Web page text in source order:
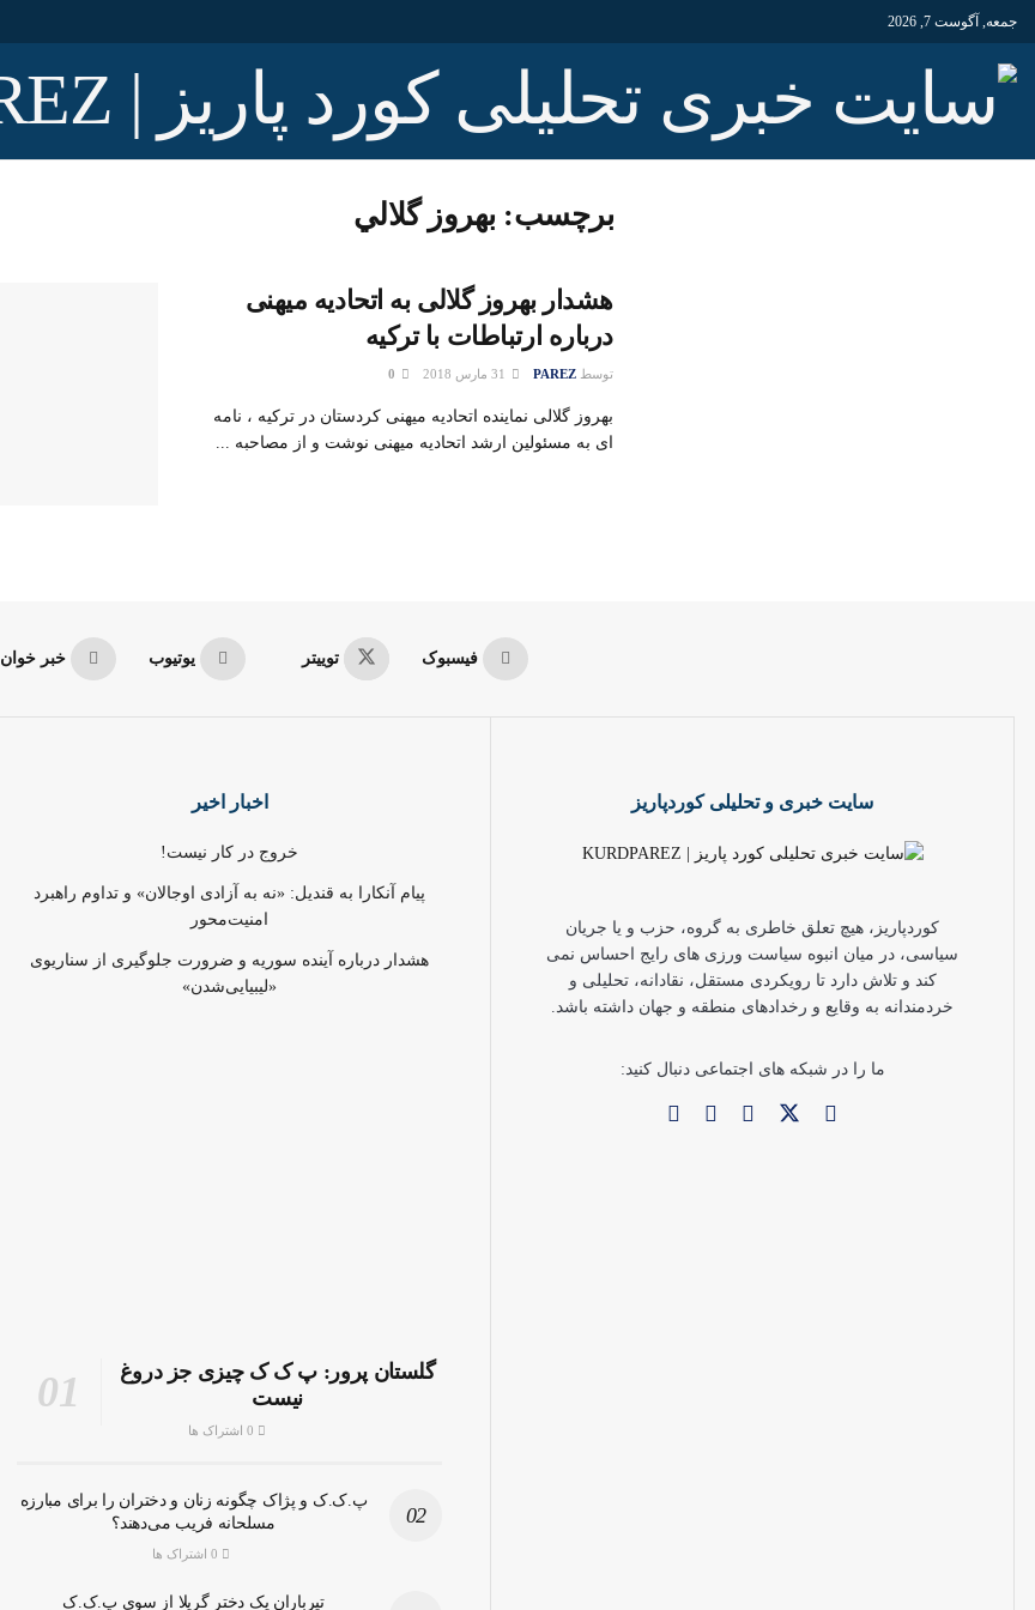
جمعه, آگوست 7, 2026
برچسب: بهروز گلالي
هشدار بهروز گلالی به اتحادیه میهنی
درباره ارتباطات با ترکیه
توسط PAREZ
بهروز گلالی نماینده اتحادیه میهنی کردستان در ترکیه ، نامه
ای به مسئولین ارشد اتحادیه میهنی نوشت و از مصاحبه ...
فیسبوک توییتر یوتیوب خبر خوان RSS
سایت خبری و تحلیلی کوردپاریز
کوردپاریز، هیچ تعلق خاطری به گروه، حزب و یا جریان
سیاسی، در میان انبوه سیاست ورزی های رایج احساس نمی
کند و تلاش دارد تا رویکردی مستقل، نقادانه، تحلیلی و
خردمندانه به وقایع و رخدادهای منطقه و جهان داشته باشد.
ما را در شبکه های اجتماعی دنبال کنید:
اخبار اخیر
خروج در کار نیست!
پیام آنکارا به قندیل: «نه به آزادی اوجالان» و تداوم راهبرد
امنیت‌محور
هشدار درباره آینده سوریه و ضرورت جلوگیری از سناریوی
«لیبیایی‌شدن»
گلستان پرور: پ ک ک چیزی جز دروغ
نیست
پ.ک.ک و پژاک چگونه زنان و دختران را برای مبارزه
مسلحانه فریب می‌دهند؟
تیرباران یک دختر گریلا از سوی پ.ک.ک